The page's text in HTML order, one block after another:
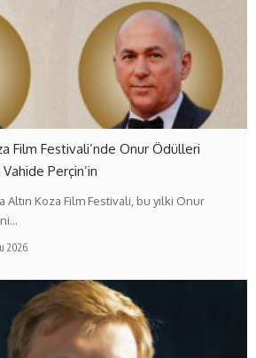
Film Festivali’nde Onur Ödülleri
Perçin’in
Altın Koza Film Festivali, bu yılki Onur
2026